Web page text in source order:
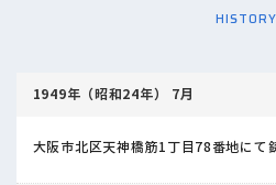
HISTORY
1949年（昭和24年） 7月
大阪市北区天神橋筋1丁目78番地にて